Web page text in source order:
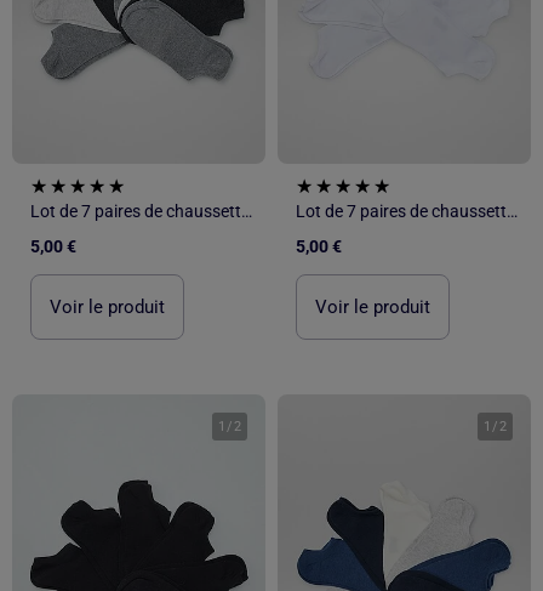
Lot de 7 paires de chaussettes invisibles
5,00 €
Voir le produit
Lot de 7 paires de chaussettes invisibles
5,00 €
Voir le produit
1 / 2 1 / 2